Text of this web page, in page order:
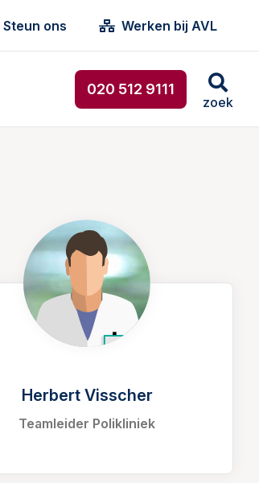
Steun ons Werken bij AVL
020 512 9111
zoek
Herbert Visscher
Teamleider Polikliniek